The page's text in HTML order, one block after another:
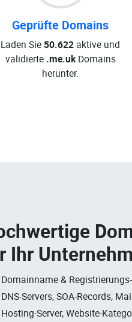
Geprüfte Domains
Laden Sie 50.622 aktive und
validierte .me.ukDomains
herunter.
Ihr
Domainname &
DNS-Servers, SOA-Records,
Hosting-Server, Website-